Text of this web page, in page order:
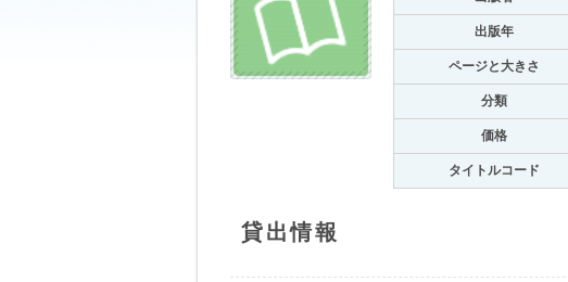
出版年
ページと大きさ
分類
価格
タイトルコード
貸出情報